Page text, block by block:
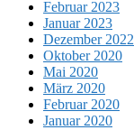
Februar 2023
Januar 2023
Dezember 2022
Oktober 2020
Mai 2020
März 2020
Februar 2020
Januar 2020